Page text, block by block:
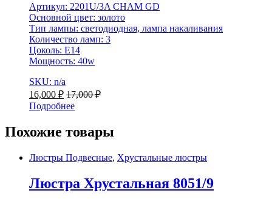
Артикул: 2201U/3A CHAM GD
Основной цвет: золото
Тип лампы: светодиодная, лампа накаливания
Количество ламп: 3
Цоколь: E14
Мощность: 40w
SKU: n/a
16,000 ₽ 17,000₽
Подробнее
Похожие товары
Люстры Подвесные, Хрустальные люстры
Люстра Хрустальная 8051/9